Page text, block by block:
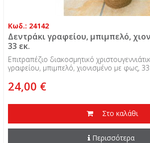
Κωδ.: 24142
Δεντράκι γραφείου, μπιμπελό,
33 εκ.
Επιτραπέζιο διακοσμητικό
γραφείου, μπιμπελό, χιονισμένο με φως,
24,00 €
Στο καλάθι
Περισσότερα